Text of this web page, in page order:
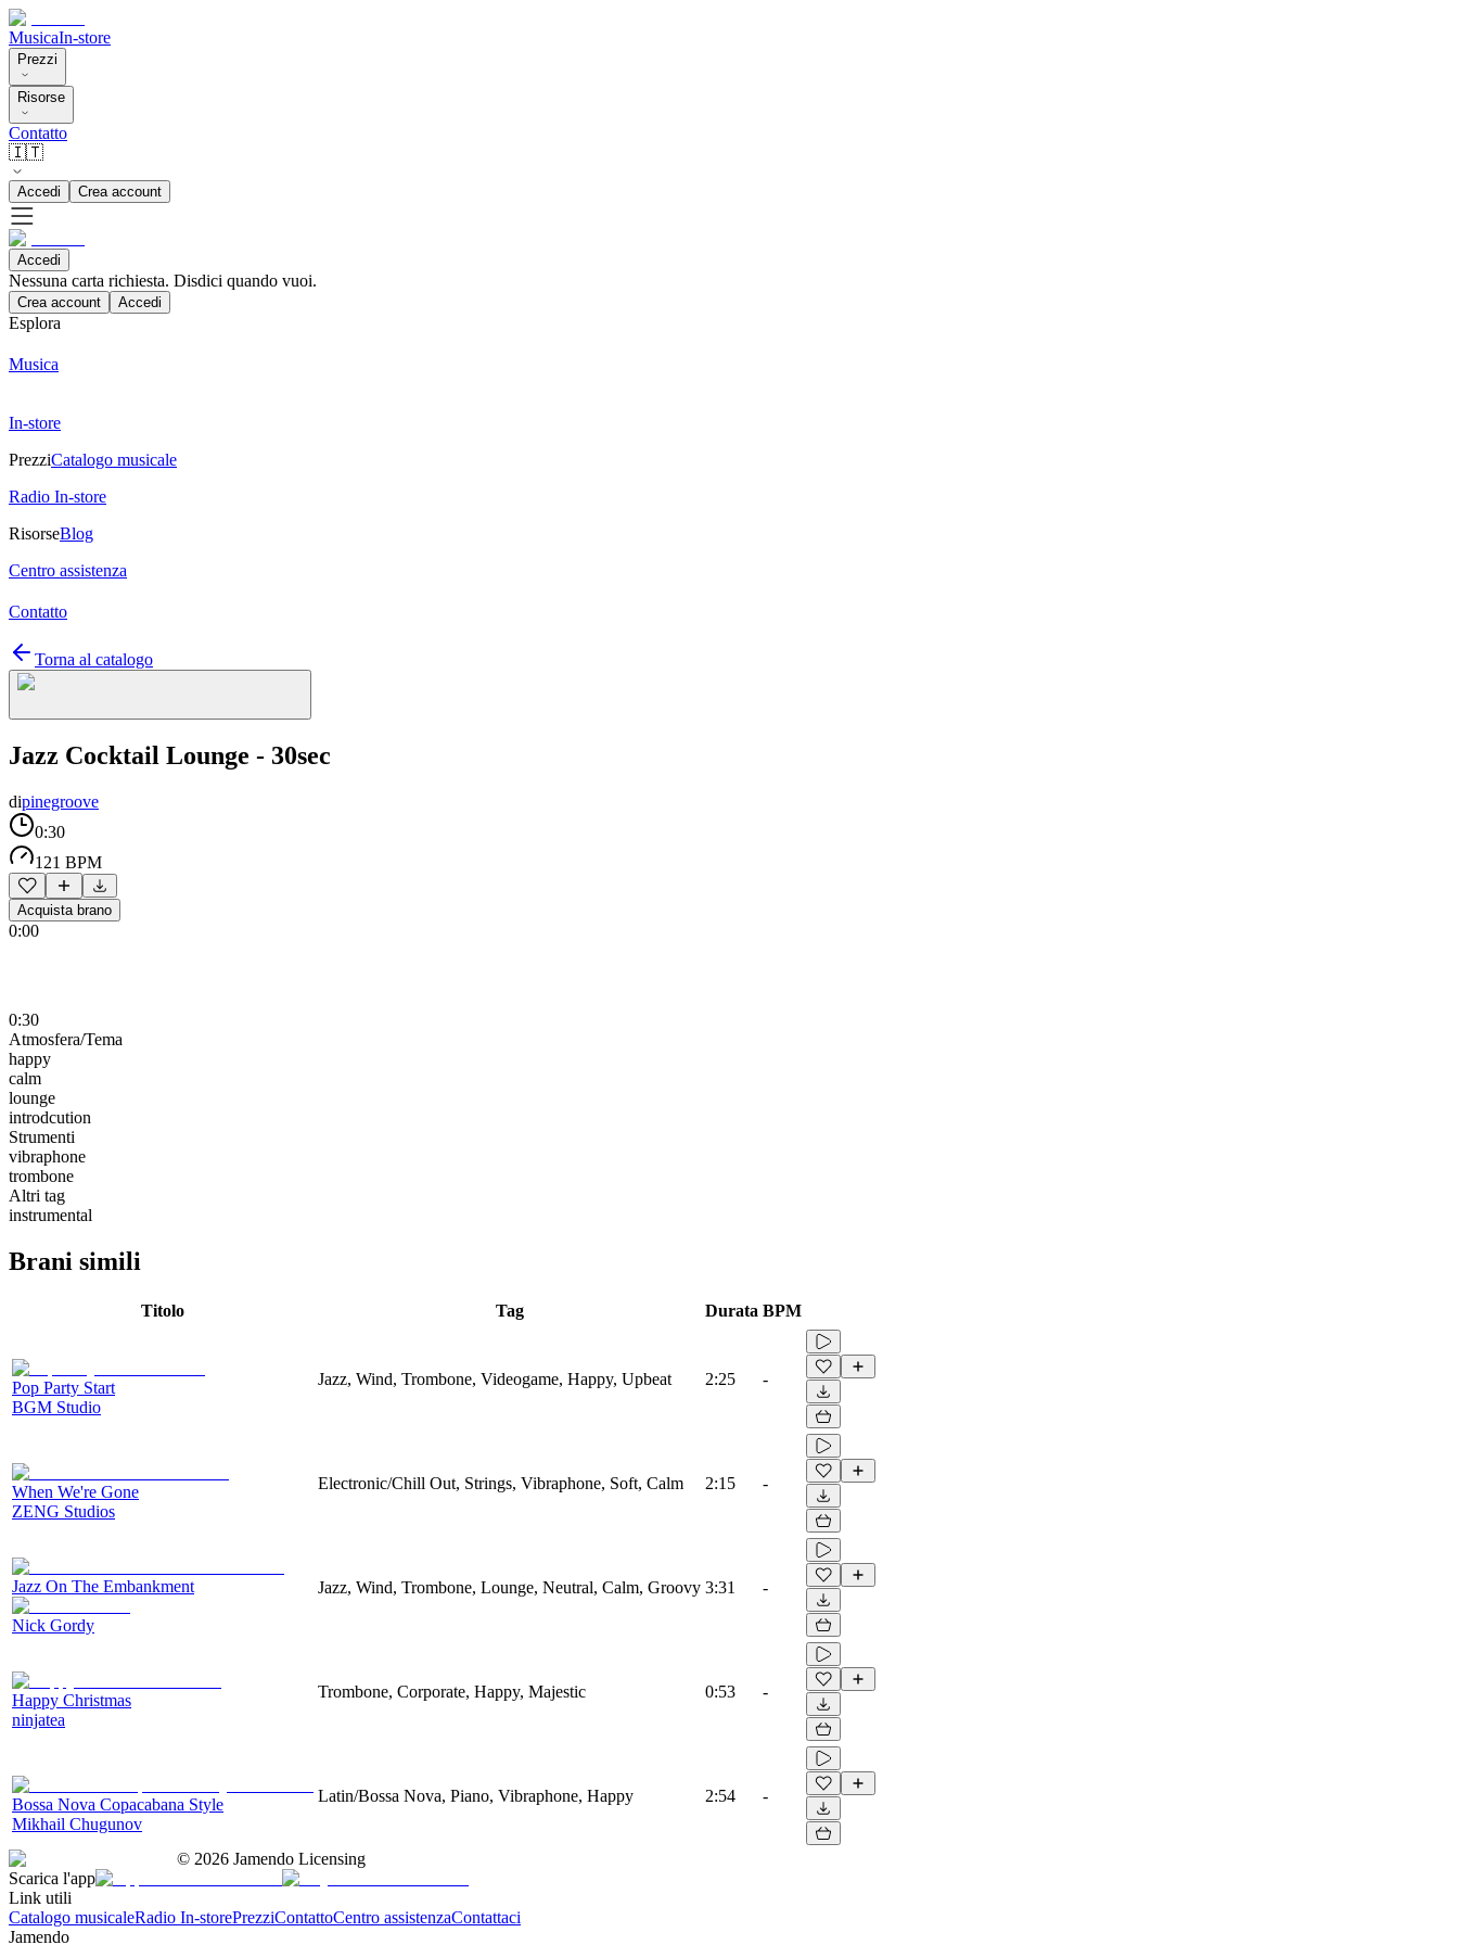
MusicaIn-store
Prezzi
Risorse
Contatto
🇮🇹
Accedi Crea account
Accedi
Nessuna carta richiesta. Disdici quando vuoi.
Crea account Accedi
Esplora
Musica
In-store
PrezziCatalogo musicale
Radio In-store
RisorseBlog
Centro assistenza
Contatto
Torna al catalogo
Jazz Cocktail Lounge - 30sec
dipinegroove
0:30
121 BPM
Acquista brano
0:00
0:30
Atmosfera/Tema
happy
calm
lounge
introdcution
Strumenti
vibraphone
trombone
Altri tag
instrumental
Brani simili
Titolo Tag Durata BPM
Pop Party Start
BGM Studio
Jazz, Wind, Trombone, Videogame, Happy, Upbeat 2:25 -
When We're Gone
ZENG Studios
Electronic/Chill Out, Strings, Vibraphone, Soft, Calm 2:15 -
Jazz On The Embankment
Nick Gordy
Jazz, Wind, Trombone, Lounge, Neutral, Calm, Groovy 3:31 -
Happy Christmas
ninjatea
Trombone, Corporate, Happy, Majestic 0:53 -
Bossa Nova Copacabana Style
Mikhail Chugunov
Latin/Bossa Nova, Piano, Vibraphone, Happy 2:54 -
© 2026 Jamendo Licensing
Scarica l'app
Link utili
Catalogo musicaleRadio In-storePrezziContattoCentro assistenzaContattaci
Jamendo